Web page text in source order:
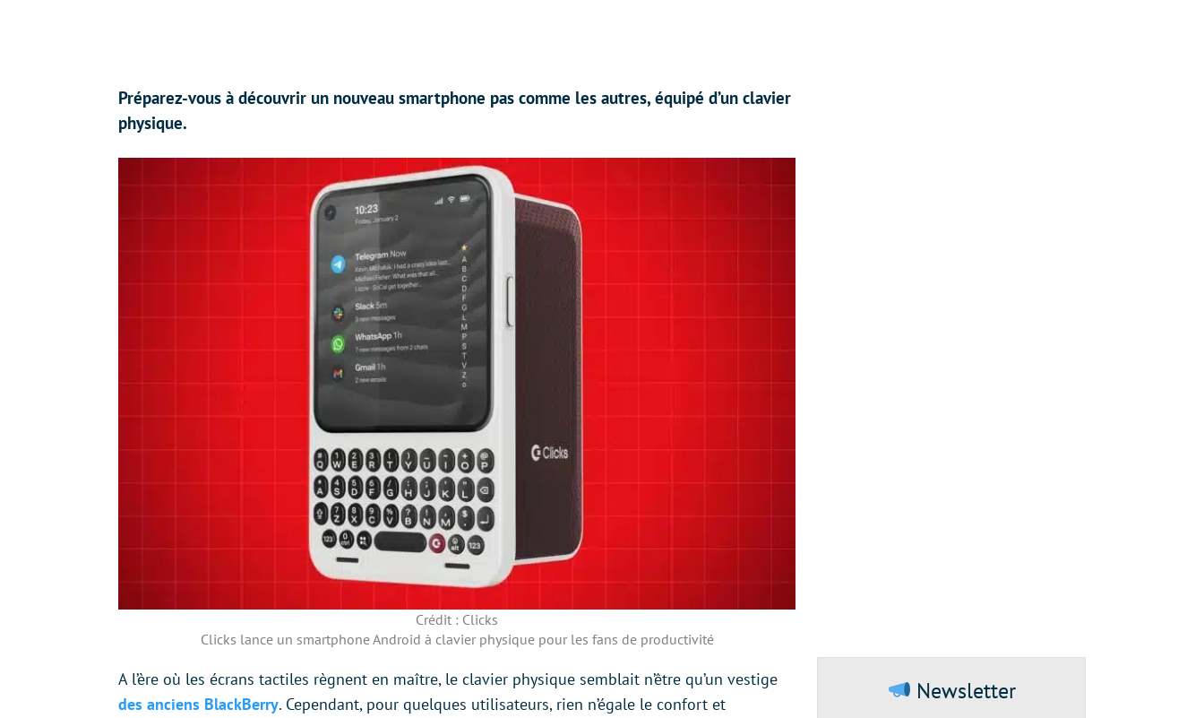
Préparez-vous à découvrir un nouveau smartphone pas comme les autres, équipé d’un clavier
physique.
Crédit : Clicks
Clicks lance un smartphone Android à clavier physique pour les fans de productivité
A l’ère où les écrans tactiles règnent en maître, le clavier physique semblait n’être qu’un vestige
des anciens BlackBerry. Cependant, pour quelques utilisateurs, rien n’égale le confort et
Newsletter